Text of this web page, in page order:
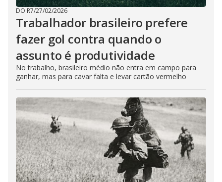
DO R7/27/02/2026
Trabalhador brasileiro prefere
fazer gol contra quando o
assunto é produtividade
No trabalho, brasileiro médio não entra em campo para
ganhar, mas para cavar falta e levar cartão vermelho